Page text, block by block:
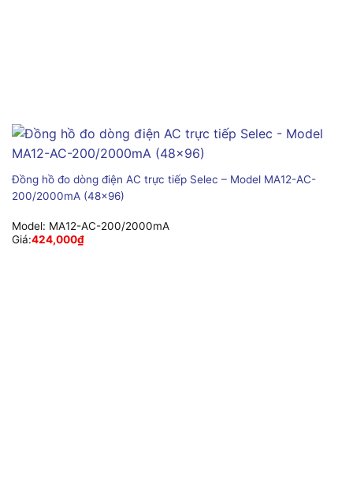
Đồng hồ đo dòng điện AC trực tiếp Selec – Model MA12-AC-
200/2000mA (48×96)
Model: MA12-AC-200/2000mA
Giá:424,000₫